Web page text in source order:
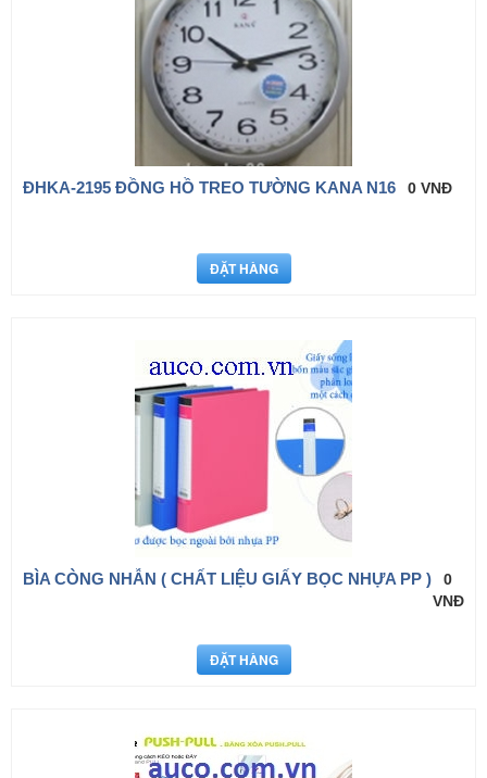
ÐHKA-2195 ĐỒNG HỒ TREO TƯỜNG KANA N16 0 VNĐ
BÌA CÒNG NHẪN ( CHẤT LIỆU GIẤY BỌC NHỰA PP )
0
VNĐ